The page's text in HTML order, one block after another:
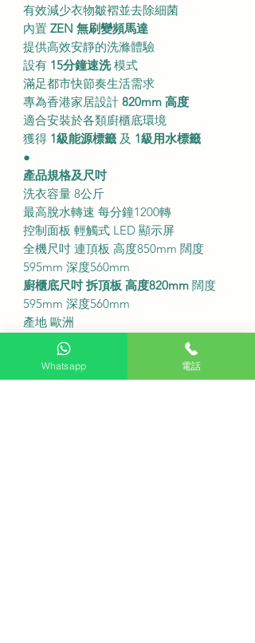
有效減少衣物皺褶並去除細菌
內置 ZEN 無刷變頻馬達
提供高效安靜的洗滌體驗
設有 15分鐘速洗模式
滿足都市快節奏生活需求
專為香港家居設計 820mm 高度
適合安裝於各類廚櫃底環境
獲得 1級能源標籤 及 1級用水標籤
●
產品規格及尺吋
洗衣容量 8公斤
最高脫水轉速 每分鐘1200轉
控制面板 輕觸式 LED 顯示屏
全機尺吋 連頂板 高度850mm 闊度
595mm 深度560mm
廚櫃底尺吋 拆頂板 高度820mm 闊度
595mm 深度560mm
產地 歐洲
服務收費及安裝
免費基本安裝服務
Whatsapp 電話